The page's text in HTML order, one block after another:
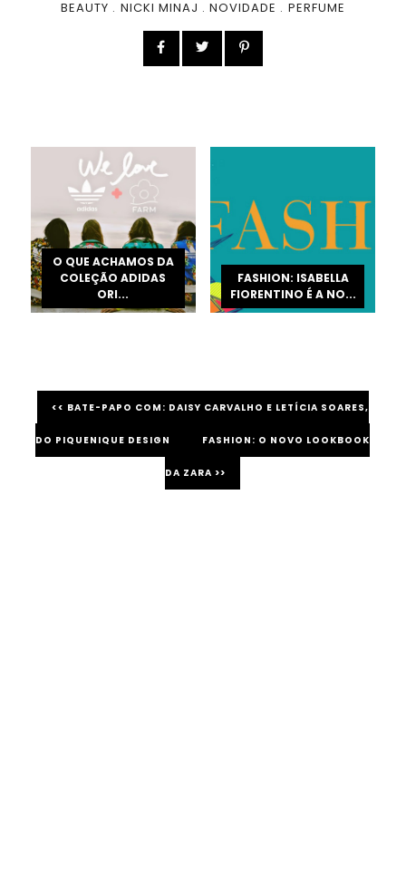
BEAUTY . NICKI MINAJ .NOVIDADE . PERFUME
O QUE ACHAMOS DA
COLEÇÃO ADIDAS
ORI...
FASHION: ISABELLA
FIORENTINO É A NO...
<< BATE-PAPO COM: DAISY CARVALHO E LETÍCIA SOARES,
DO PIQUENIQUE DESIGN FASHION: O NOVO LOOKBOOK
DA ZARA >>